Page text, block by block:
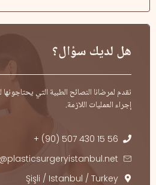
هل لديك سؤال؟
نقدم لمرضانا النصائح الطبية التي
إجراء العمليات اللازمة.
+ (90) 507 430 15 56
Şişli / Istanbul / Turkey